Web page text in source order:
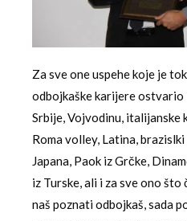
Za sve one uspehe koje je
odbojkaške karijere
Srbije, Vojvodinu, italijanske
Roma volley, Latina,
Japana, Paok iz Grčke,
iz Turske, ali i za sve ono
naš poznati odbojkaš, sada